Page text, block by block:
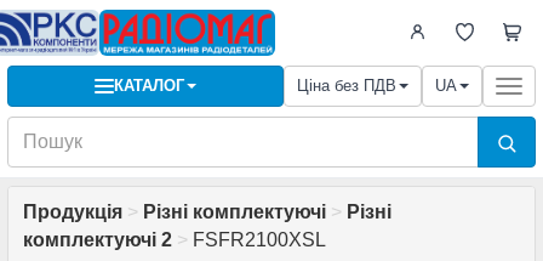
КАТАЛОГ Ціна без ПДВ UA
Продукція > Різні комплектуючі > Різні
комплектуючі 2 > FSFR2100XSL